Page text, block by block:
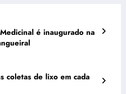
é inaugurado na
coletas de lixo em cada